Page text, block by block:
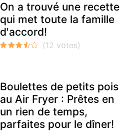
On a trouvé une recette
qui met toute la famille
d'accord!
Boulettes de petits pois
au Air Fryer : Prêtes en
un rien de temps,
parfaites pour le dîner!